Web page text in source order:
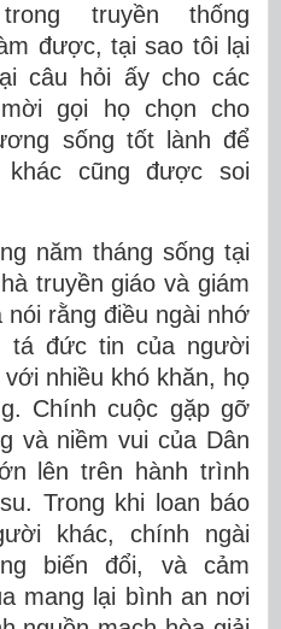
truyền thống
được, tại sao tôi lại
câu hỏi ấy cho các
gọi họ chọn cho
sống tốt lành để
cũng được soi
năm tháng sống tại
truyền giáo và giám
rằng điều ngài nhớ
tá đức tin của người
nhiều khó khăn, họ
Chính cuộc gặp gỡ
và niềm vui của Dân
lên trên hành trình
Trong khi loan báo
khác, chính ngài
biến đổi, và cảm
mang lại bình an nơi